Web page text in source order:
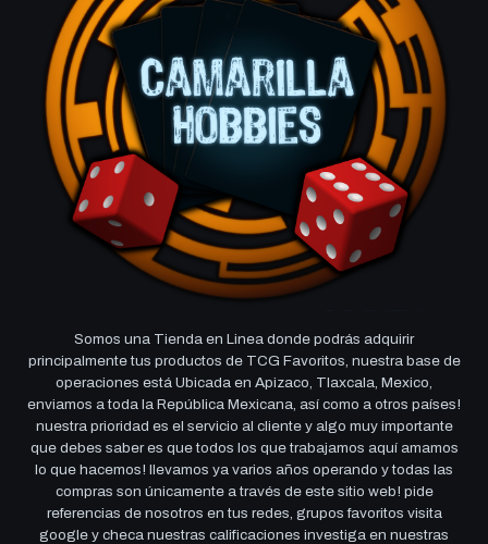
Somos una Tienda en Linea donde podrás adquirir
principalmente tus productos de TCG Favoritos, nuestra base de
operaciones está Ubicada en Apizaco, Tlaxcala, Mexico,
enviamos a toda la República Mexicana, así como a otros países!
nuestra prioridad es el servicio al cliente y algo muy importante
que debes saber es que todos los que trabajamos aquí amamos
lo que hacemos! llevamos ya varios años operando y todas las
compras son únicamente a través de este sitio web! pide
referencias de nosotros en tus redes, grupos favoritos visita
google y checa nuestras calificaciones investiga en nuestras